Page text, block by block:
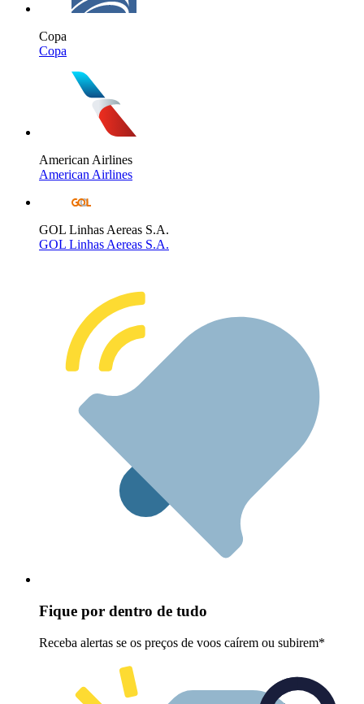
Copa
Copa
American Airlines
American Airlines
GOL Linhas Aereas S.A.
GOL Linhas Aereas S.A.
Fique por dentro de tudo
Receba alertas se os preços de voos caírem ou subirem*